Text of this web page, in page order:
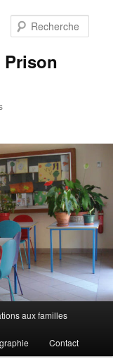
aux familles
Contact